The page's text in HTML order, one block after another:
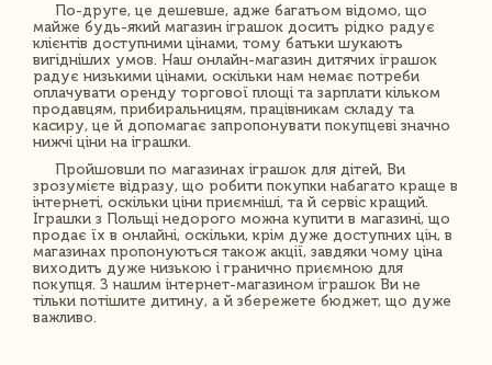
По-друге, це дешевше, адже багатьом відомо, що
майже будь-який магазин іграшок досить рідко радує
клієнтів доступними цінами, тому батьки шукають
вигідніших умов. Наш онлайн-магазин дитячих іграшок
радує низькими цінами, оскільки нам немає потреби
оплачувати оренду торгової площі та зарплати кільком
продавцям, прибиральницям, працівникам складу та
касиру, це й допомагає запропонувати покупцеві значно
нижчі ціни на іграшки.
Пройшовши по магазинах іграшок для дітей, Ви
зрозумієте відразу, що робити покупки набагато краще в
інтернеті, оскільки ціни приємніші, та й сервіс кращий.
Іграшки з Польщі недорого можна купити в магазині, що
продає їх в онлайні, оскільки, крім дуже доступних цін, в
магазинах пропонуються також акції, завдяки чому ціна
виходить дуже низькою і гранично приємною для
покупця. З нашим інтернет-магазином іграшок Ви не
тільки потішите дитину, а й збережете бюджет, що дуже
важливо.